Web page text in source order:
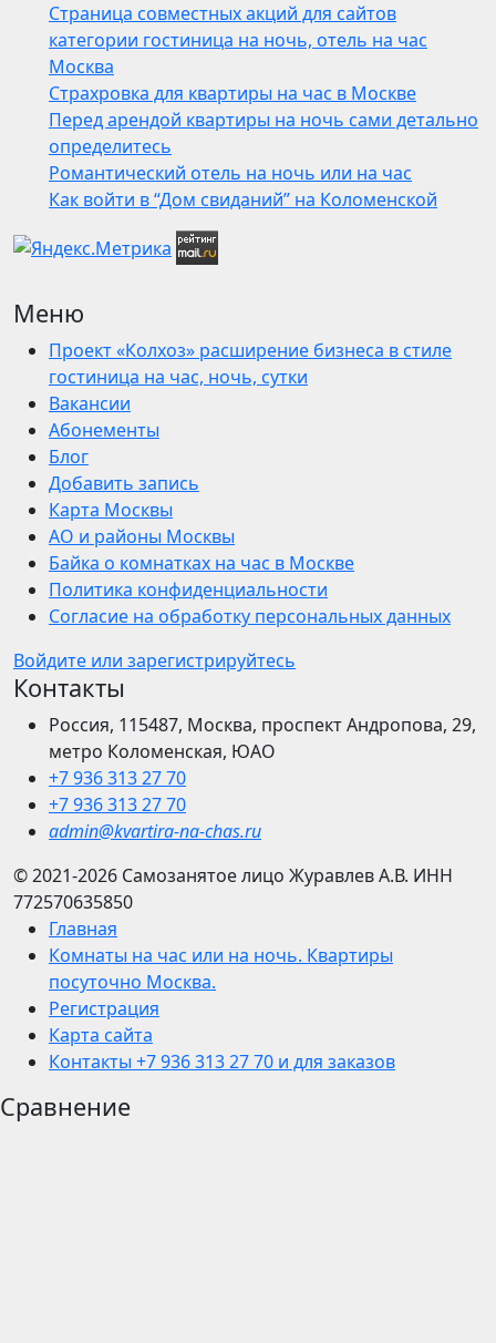
Страница совместных акций для сайтов
категории гостиница на ночь, отель на час
Москва
Страхровка для квартиры на час в Москве
Перед арендой квартиры на ночь сами детально
определитесь
Романтический отель на ночь или на час
Как войти в “Дом свиданий” на Коломенской
Меню
Проект «Колхоз» расширение бизнеса в стиле
гостиница на час, ночь, сутки
Вакансии
Абонементы
Блог
Добавить запись
Карта Москвы
АО и районы Москвы
Байка о комнатках на час в Москве
Политика конфиденциальности
Согласие на обработку персональных данных
Войдите или зарегистрируйтесь
Контакты
Россия, 115487, Москва, проспект Андропова, 29,
метро Коломенская, ЮАО
+7 936 313 27 70
+7 936 313 27 70
admin@kvartira-na-chas.ru
© 2021-2026 Самозанятое лицо Журавлев А.В. ИНН
772570635850
Главная
Комнаты на час или на ночь. Квартиры
посуточно Москва.
Регистрация
Карта сайта
Контакты +7 936 313 27 70 и для заказов
Сравнение